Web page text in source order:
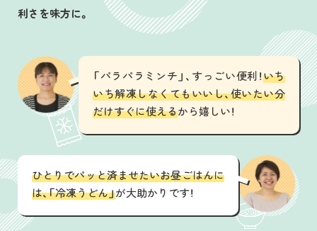
利さを味方に。
「パラパラミンチ」、すっごい便利！いち
いち解凍しなくてもいいし、使いたい分
だけすぐに使えるから嬉しい！
ひとりでパッと済ませたいお昼ごはんに
は、「冷凍うどん」が大助かりです！